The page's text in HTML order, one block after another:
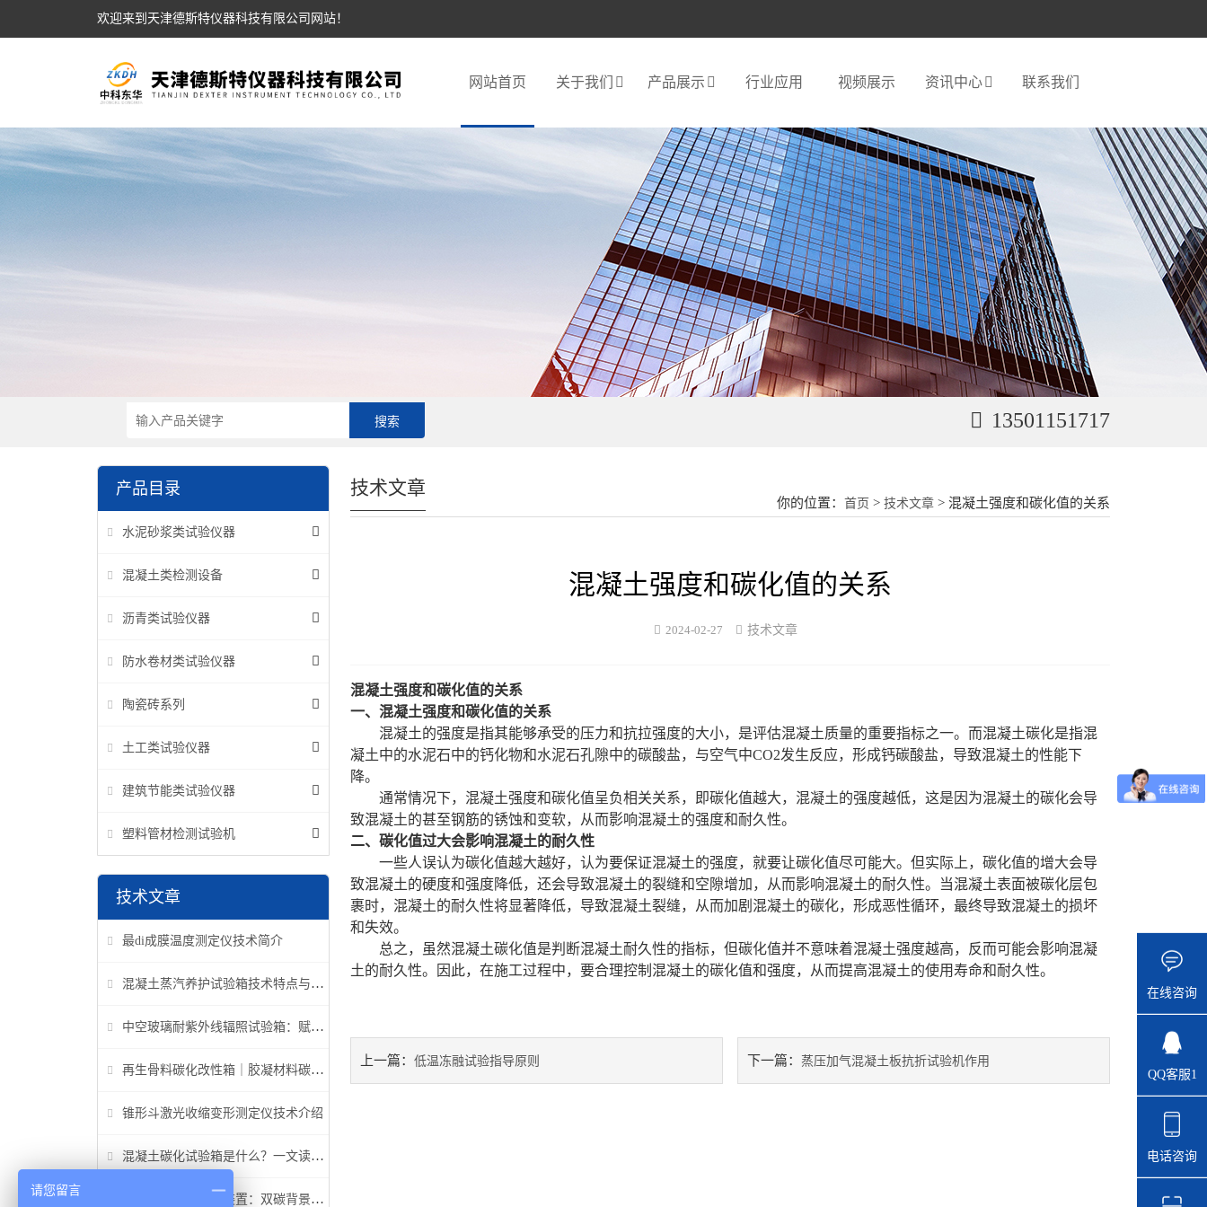
欢迎来到天津德斯特仪器科技有限公司网站！
网站首页 关于我们 产品展示 行业应用 视频展示 资讯中心 联系我们
13501151717
请您留言
产品目录
水泥砂浆类试验仪器
混凝土类检测设备
沥青类试验仪器
防水卷材类试验仪器
陶瓷砖系列
土工类试验仪器
建筑节能类试验仪器
塑料管材检测试验机
技术文章
最di成膜温度测定仪技术简介
混凝土蒸汽养护试验箱技术特点与应用解析
中空玻璃耐紫外线辐照试验箱：赋能建筑玻璃质量检测新标准
再生骨料碳化改性箱｜胶凝材料碳化机理研究专用设备
锥形斗激光收缩变形测定仪技术介绍
混凝土碳化试验箱是什么？一文读懂它的功能、原理与标准要求
高温高压碳化试验装置：双碳背景下胶凝材料研究核心装备
你的位置：首页 >技术文章 > 混凝土强度和碳化值的关系
技术文章
混凝土强度和碳化值的关系
2024-02-27 技术文章
混凝土强度和碳化值的关系
一、 混凝土强度和碳化值的关系
混凝土的强度是指其能够承受的压力和抗拉强度的大小，是评估混凝土质量的重要指标之一。而混凝土碳化是指混
凝土中的水泥石中的钙化物和水泥石孔隙中的碳酸盐，与空气中CO2发生反应，形成钙碳酸盐，导致混凝土的性能下
降。
通常情况下，混凝土强度和碳化值呈负相关关系，即碳化值越大，混凝土的强度越低，这是因为混凝土的碳化会导
致混凝土的甚至钢筋的锈蚀和变软，从而影响混凝土的强度和耐久性。
二、 碳化值过大会影响混凝土的耐久性
一些人误认为碳化值越大越好，认为要保证混凝土的强度，就要让碳化值尽可能大。但实际上，碳化值的增大会导
致混凝土的硬度和强度降低，还会导致混凝土的裂缝和空隙增加，从而影响混凝土的耐久性。当混凝土表面被碳化层包
裹时，混凝土的耐久性将显著降低，导致混凝土裂缝，从而加剧混凝土的碳化，形成恶性循环，最终导致混凝土的损坏
和失效。
总之，虽然混凝土碳化值是判断混凝土耐久性的指标，但碳化值并不意味着混凝土强度越高，反而可能会影响混凝
土的耐久性。因此，在施工过程中，要合理控制混凝土的碳化值和强度，从而提高混凝土的使用寿命和耐久性。
上一篇： 低温冻融试验指导原则 下一篇： 蒸压加气混凝土板抗折试验机作用
在线咨询
QQ客服1
电话咨询